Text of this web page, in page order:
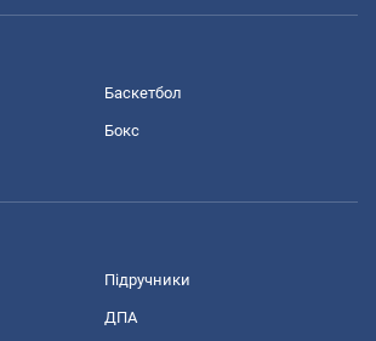
Баскетбол
Бокс
Підручники
ДПА